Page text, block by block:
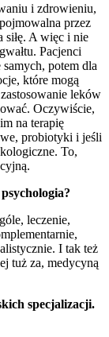
i zdrowieniu,
przez
siłę. A więc i nie
Pacjenci
potem dla
które mogą
leków
Oczywiście,
na terapię
probiotyki i jeśli
To,
leczenie,
I tak też
tuż za, medycyną
specjalizacji.